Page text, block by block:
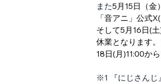
また5月15日（金
「音アニ」公式
そして5月16日(
休業となります
18日(月)11:00か
※1 『にじさんじ